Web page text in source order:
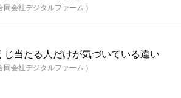
同会社デジタルファーム )
じ当たる人だけが気づいている違い
同会社デジタルファーム )